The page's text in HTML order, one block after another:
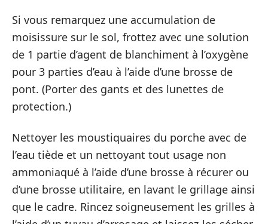
Si vous remarquez une accumulation de
moisissure sur le sol, frottez avec une solution
de 1 partie d’agent de blanchiment à l’oxygène
pour 3 parties d’eau à l’aide d’une brosse de
pont. (Porter des gants et des lunettes de
protection.)
Nettoyer les moustiquaires du porche avec de
l’eau tiède et un nettoyant tout usage non
ammoniaqué à l’aide d’une brosse à récurer ou
d’une brosse utilitaire, en lavant le grillage ainsi
que le cadre. Rincez soigneusement les grilles à